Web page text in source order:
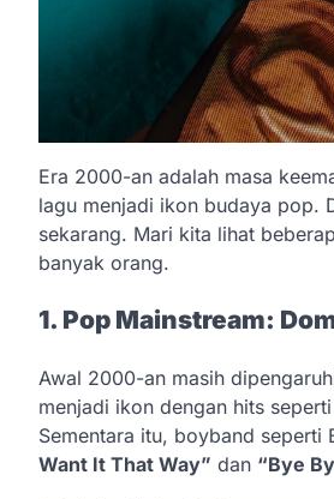
Era 2000-an adalah masa
lagu menjadi ikon budaya pop.
sekarang. Mari kita lihat
banyak orang.
1. Pop Mainstream:
Awal 2000-an masih
menjadi ikon dengan hits seperti
Sementara itu, boyband seperti
Want It That Way” dan “Bye